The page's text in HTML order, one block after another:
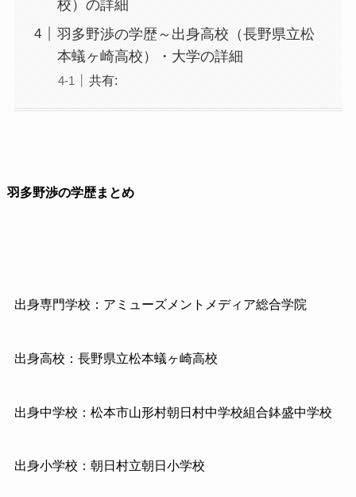
校）の詳細
羽多野渉の学歴～出身高校（長野県立松
本蟻ヶ崎高校）・大学の詳細
共有:
羽多野渉の学歴まとめ
出身専門学校：アミューズメントメディア総合学院
出身高校：長野県立松本蟻ヶ崎高校
出身中学校：松本市山形村朝日村中学校組合鉢盛中学校
出身小学校：朝日村立朝日小学校